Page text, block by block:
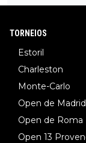
TORNEIOS
Estoril
Charleston
Monte-Carlo
Open de Madrid
Open de Roma
Open 13